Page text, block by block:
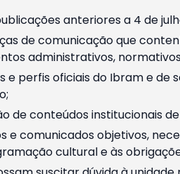
anteriores a 4 de
de comunicação que
administrativos,
perfis oficiais do Ibram e de
de conteúdos institucionais
e comunicados objetivos,
cultural e às